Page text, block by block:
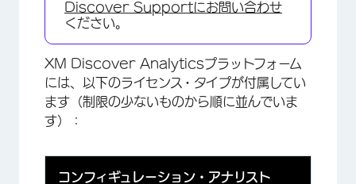
Discover Supportにお問い合わせ
ください。
XM Discover Analyticsプラットフォーム
には、以下のライセンス・タイプが付属してい
ます（制限の少ないものから順に並んでいま
す）：
コンフィギュレーション・アナリスト